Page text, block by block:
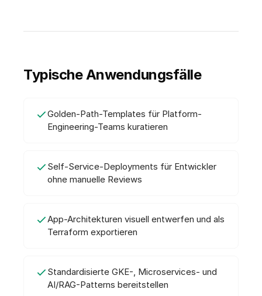
Typische Anwendungsfälle
Golden-Path-Templates für Platform-
Engineering-Teams kuratieren
Self-Service-Deployments für Entwickler
ohne manuelle Reviews
App-Architekturen visuell entwerfen und als
Terraform exportieren
Standardisierte GKE-, Microservices- und
AI/RAG-Patterns bereitstellen